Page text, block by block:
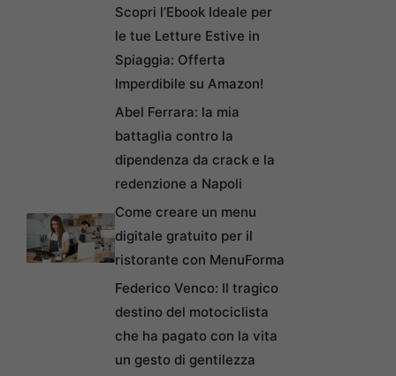
Scopri l’Ebook Ideale per
le tue Letture Estive in
Spiaggia: Offerta
Imperdibile su Amazon!
Abel Ferrara: la mia
battaglia contro la
dipendenza da crack e la
redenzione a Napoli
Come creare un menu
digitale gratuito per il
ristorante con MenuForma
Federico Venco: Il tragico
destino del motociclista
che ha pagato con la vita
un gesto di gentilezza